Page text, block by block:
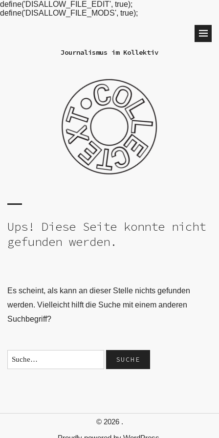
define('DISALLOW_FILE_EDIT', true);
define('DISALLOW_FILE_MODS', true);
Journalismus im Kollektiv
Ups! Diese Seite konnte nicht
gefunden werden.
Es scheint, als kann an dieser Stelle nichts gefunden
werden. Vielleicht hilft die Suche mit einem anderen
Suchbegriff?
© 2026 .